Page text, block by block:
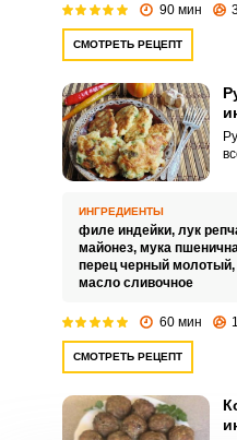
90 мин
СМОТРЕТЬ РЕЦЕПТ
ИНГРЕДИЕНТЫ
филе индейки, лук
майонез, мука
перец черный молотый,
масло сливочное
60 мин
СМОТРЕТЬ РЕЦЕПТ